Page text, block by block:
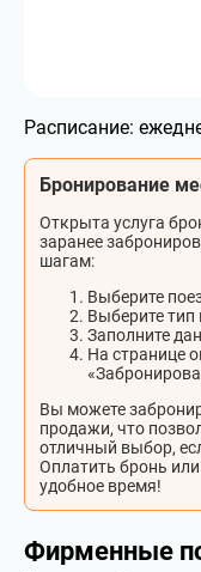
Расписание:
Бронирование
Открыта услуга
заранее
шагам:
Выберите
Выберите тип
Заполните
На странице
Вы можете
продажи, что
отличный выбор,
Оплатить бронь
удобное время!
Фирменные